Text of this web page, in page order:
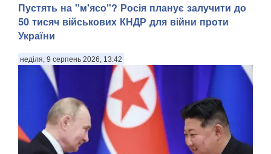
У Донецькій області українська армія ліквідувала
російського офіцера, полковника ЗС РФ Сергія Хвалова.
Ворожий військовий раніше двічі служив у Сирії, сприяючи
диктаторському режиму Башара Асада, передають
Патріоти України. Про це повідомив військовосл...
Пустять на "м'ясо"? Росія планує залучити до
50 тисяч військових КНДР для війни проти
України
неділя, 9 серпень 2026, 13:42